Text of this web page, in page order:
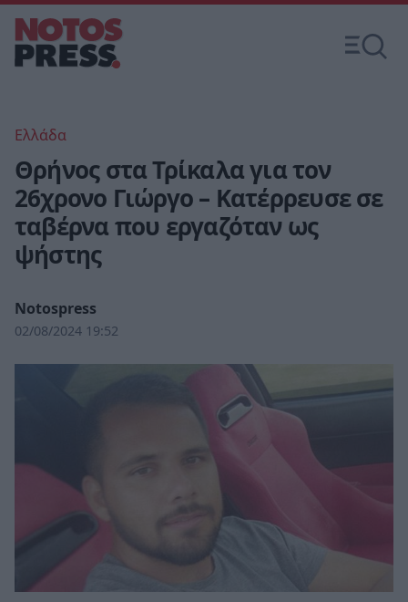
Ελλάδα
Θρήνος στα Τρίκαλα για τον
26χρονο Γιώργο – Κατέρρευσε σε
ταβέρνα που εργαζόταν ως
ψήστης
Notospress
02/08/2024 19:52